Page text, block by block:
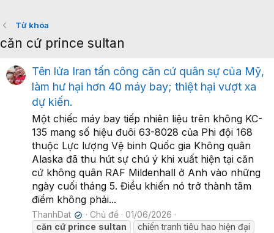
Từ khóa
căn cứ prince sultan
Tên lửa Iran tấn công căn cứ quân sự của Mỹ,
làm hư hại hơn 40 máy bay; thiệt hại vượt xa
dự kiến.
Một chiếc máy bay tiếp nhiên liệu trên không KC-
135 mang số hiệu đuôi 63-8028 của Phi đội 168
thuộc Lực lượng Vệ binh Quốc gia Không quân
Alaska đã thu hút sự chú ý khi xuất hiện tại căn
cứ không quân RAF Mildenhall ở Anh vào những
ngày cuối tháng 5. Điều khiến nó trở thành tâm
điểm không phải...
ThanhDat ✔ Chủ đề
01/06/2026
căn cứ prince sultan
chiến tranh tiêu hao hiện đại